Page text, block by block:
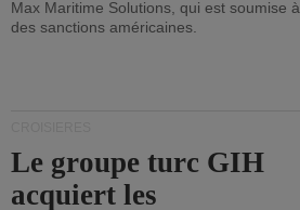
Max Maritime Solutions, qui est soumise à
des sanctions américaines.
Le groupe turc GIH
acquiert les